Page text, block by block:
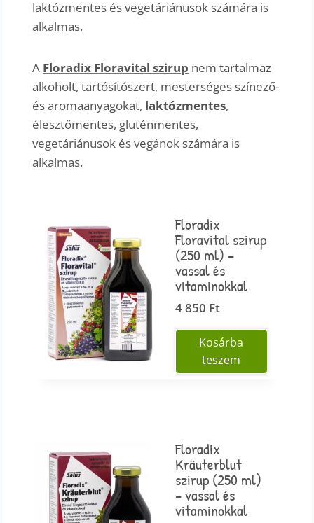
laktózmentes és vegetáriánusok számára is
alkalmas.
A Floradix Floravital szirup nem tartalmaz
alkoholt, tartósítószert, mesterséges színező-
és aromaanyagokat, laktózmentes,
élesztőmentes, gluténmentes,
vegetáriánusok és vegánok számára is
alkalmas.
Floradix
Floravital szirup
(250 ml) –
vassal és
vitaminokkal
4 850 Ft
Kosárba
teszem
Floradix
Kräuterblut
szirup (250 ml)
– vassal és
vitaminokkal